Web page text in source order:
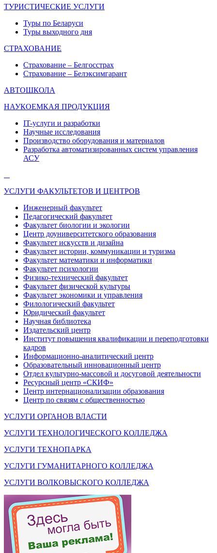
ТУРИСТИЧЕСКИЕ УСЛУГИ
Туры по Беларуси
Туры выходного дня
СТРАХОВАНИЕ
Страхование – Белгосстрах
Страхование – Белэксимгарант
АВТОШКОЛА
НАУКОЕМКАЯ ПРОДУКЦИЯ
IT-услуги и разработки
Научные исследования
Производство оборудования и материалов
Разработка автоматизированных систем управления
АСУ
УСЛУГИ ФАКУЛЬТЕТОВ И ЦЕНТРОВ
Инженерный факультет
Педагогический факультет
Факультет биологии и экологии
Центр доуниверситетского образования
Факультет искусств и дизайна
Факультет истории, коммуникации и туризма
Факультет математики и информатики
Факультет психологии
Физико-технический факультет
Факультет физической культуры
Факультет экономики и управления
Филологический факультет
Юридический факультет
Научная библиотека
Издательский центр
Институт повышения квалификации и переподготовки
кадров
Информационно-аналитический центр
Образовательный инновационный центр
Отдел культурно-массовой и досуговой деятельности
Ресурсный центр «СКИФ»
Центр интернационализации образования
Центр по связям с общественностью
УСЛУГИ ОРГАНОВ ВЛАСТИ
УСЛУГИ ТЕХНОЛОГИЧЕСКОГО КОЛЛЕДЖА
УСЛУГИ ТЕХНОПАРКА
УСЛУГИ ГУМАНИТАРНОГО КОЛЛЕДЖА
УСЛУГИ ВОЛКОВЫСКОГО КОЛЛЕДЖА